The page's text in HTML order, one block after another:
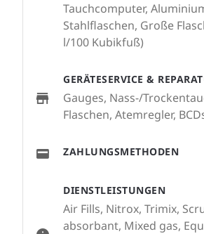
DIENSTLEISTUNGEN
Air Fills, Nitrox, Trimix,
absorbant, Mixed gas,
Tauchcomputer,
Stahlflaschen, Große
l/100 Kubikfuß)
GERÄTESERVICE &
Gauges, Nass-/
Flaschen, Atemregler,
ZAHLUNGSMETHODEN